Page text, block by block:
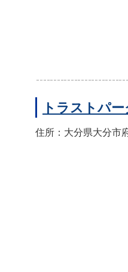
トラストパ
住所：大分県大分市